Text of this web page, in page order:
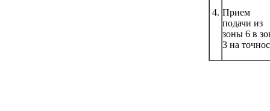
4. Прием
подачи из
зоны 6 в
3 на